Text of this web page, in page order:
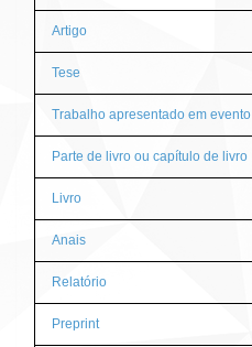
Artigo
Tese
Trabalho apresentado em evento
Parte de livro ou capítulo de livro
Livro
Anais
Relatório
Preprint